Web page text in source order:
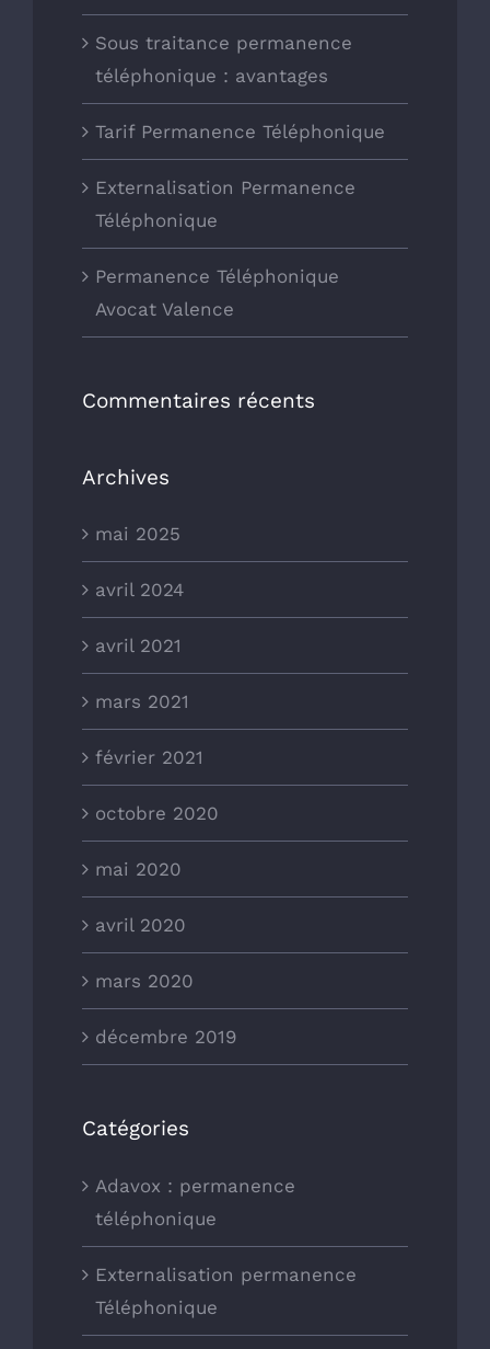
Sous traitance permanence
téléphonique : avantages
Tarif Permanence Téléphonique
Externalisation Permanence
Téléphonique
Permanence Téléphonique
Avocat Valence
Commentaires récents
Archives
mai 2025
avril 2024
avril 2021
mars 2021
février 2021
octobre 2020
mai 2020
avril 2020
mars 2020
décembre 2019
Catégories
Adavox : permanence
téléphonique
Externalisation permanence
Téléphonique